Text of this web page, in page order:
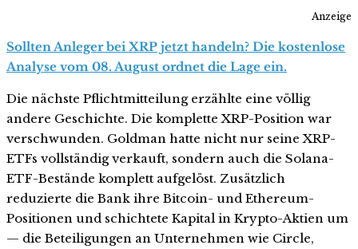
Anzeige
Sollten Anleger bei XRP jetzt handeln? Die kostenlose
Analyse vom 08. August ordnet die Lage ein.
Die nächste Pflichtmitteilung erzählte eine völlig
andere Geschichte. Die komplette XRP-Position war
verschwunden. Goldman hatte nicht nur seine XRP-
ETFs vollständig verkauft, sondern auch die Solana-
ETF-Bestände komplett aufgelöst. Zusätzlich
reduzierte die Bank ihre Bitcoin- und Ethereum-
Positionen und schichtete Kapital in Krypto-Aktien um
— die Beteiligungen an Unternehmen wie Circle,